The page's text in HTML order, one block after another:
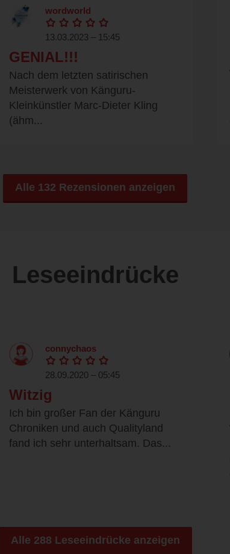
wordworld
13.03.2023 – 15:45
GENIAL!!!
Nach dem letzten satirischen
Meisterwerk von Känguru-
Kleinkünstler Marc-Dieter Kling
(ähm...
Alle 132 Rezensionen anzeigen
Leseeindrücke
connychaos
28.09.2020 – 05:45
Witzig
Ich bin großer Fan der Känguru
Chroniken und auch Qualityland
fand ich sehr unterhaltsam. Das...
Alle 288 Leseeindrücke anzeigen